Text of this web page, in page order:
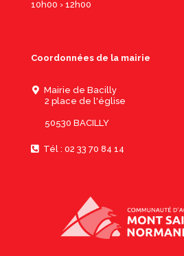
10h00 › 12h00
Coordonnées de la mairie
Mairie de Bacilly
2 place de l'église
50530 BACILLY
Tél : 02 33 70 84 14